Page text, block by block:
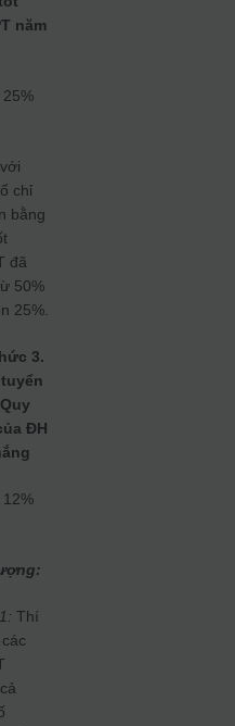
năm
25%
chỉ
bằng
đã
50%
25%.
3.
ĐH
12%
Thí